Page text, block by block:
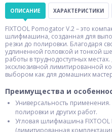
ОПИСАНИЕ ХАРАКТЕРИСТИКИ
FIXTOOL Pomogator V.2 – это
шлифмашина, созданная для
резки до полировки. Благодаря
удлиненной головкой и тонкой
работы в труднодоступных
эксклюзивной лимитированной
выбором как для домашних
Преимущества и
Универсальность
полировки и других работ.
Угловая шлифмашина FIXTOOL
(лимитированная